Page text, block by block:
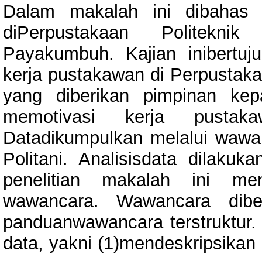
Dalam makalah ini dibahas
diPerpustakaan
Payakumbuh. Kajian
kerja pustakawan di
yang diberikan pimpinan
memotivasi kerja
Datadikumpulkan melalui
Politani. Analisisdata
penelitian makalah ini
wawancara. Wawancara
panduanwawancara
data, yakni